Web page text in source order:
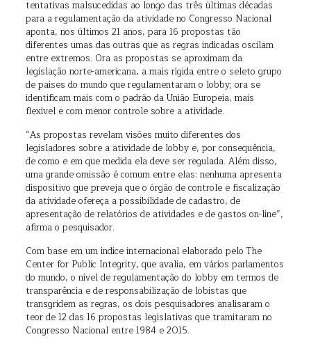
tentativas malsucedidas ao longo das três últimas décadas
para a regulamentação da atividade no Congresso Nacional
aponta, nos últimos 21 anos, para 16 propostas tão
diferentes umas das outras que as regras indicadas oscilam
entre extremos. Ora as propostas se aproximam da
legislação norte-americana, a mais rígida entre o seleto grupo
de países do mundo que regulamentaram o lobby; ora se
identificam mais com o padrão da União Europeia, mais
flexível e com menor controle sobre a atividade.
“As propostas revelam visões muito diferentes dos
legisladores sobre a atividade de lobby e, por consequência,
de como e em que medida ela deve ser regulada. Além disso,
uma grande omissão é comum entre elas: nenhuma apresenta
dispositivo que preveja que o órgão de controle e fiscalização
da atividade ofereça a possibilidade de cadastro, de
apresentação de relatórios de atividades e de gastos on-line”,
afirma o pesquisador.
Com base em um índice internacional elaborado pelo The
Center for Public Integrity, que avalia, em vários parlamentos
do mundo, o nível de regulamentação do lobby em termos de
transparência e de responsabilização de lobistas que
transgridem as regras, os dois pesquisadores analisaram o
teor de 12 das 16 propostas legislativas que tramitaram no
Congresso Nacional entre 1984 e 2015.